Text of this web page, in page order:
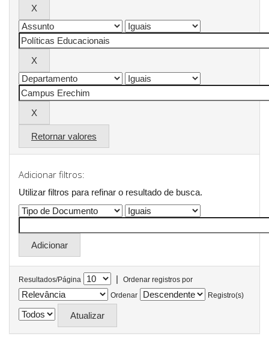
Retornar valores
Adicionar filtros:
Utilizar filtros para refinar o resultado de busca.
Resultados/Página |
Ordenar registros por
Ordenar
Registro(s)